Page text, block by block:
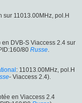
sur 11013.00MHz, pol.H
en DVB-S Viaccess 2.4 sur
80 Russe.
: 11013.00MHz, pol.H
- Viaccess 2.4).
en Viaccess 2.4